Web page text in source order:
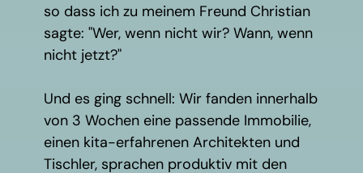
so dass ich zu meinem Freund Christian
sagte: "Wer, wenn nicht wir? Wann, wenn
nicht jetzt?"
Und es ging schnell: Wir fanden innerhalb
von 3 Wochen eine passende Immobilie,
einen kita-erfahrenen Architekten und
Tischler, sprachen produktiv mit den